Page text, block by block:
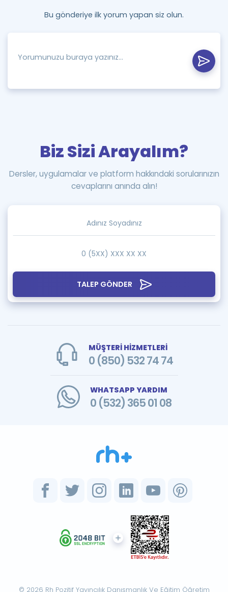
Bu gönderiye ilk yorum yapan siz olun.
TALEP GÖNDER
Biz Sizi Arayalım?
Dersler, uygulamalar ve platform hakkındaki sorularınızın
cevaplarını anında alın!
MÜŞTERİ HİZMETLERİ
0 (850) 532 74 74
WHATSAPP YARDIM
0 (532) 365 01 08
© 2026 Rh Pozitif Yayıncılık Danışmanlık Ve Eğitim Öğretim